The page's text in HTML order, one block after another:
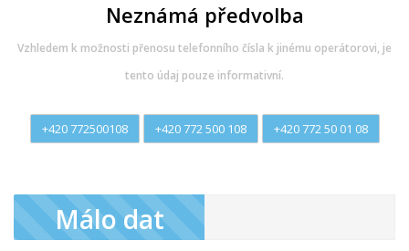
Neznámá předvolba
Vzhledem k možnosti přenosu telefonního čísla k jinému operátorovi, je
tento údaj pouze informativní.
+420 772500108 +420 772 500 108 +420 772 50 01 08
Málo dat